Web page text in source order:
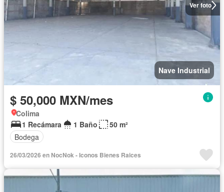
Ver foto
Nave Industrial
$ 50,000 MXN/mes
Colima
1 Recámara
1 Baño
50 m²
Bodega
26/03/2026 en NocNok - Iconos Bienes Raices